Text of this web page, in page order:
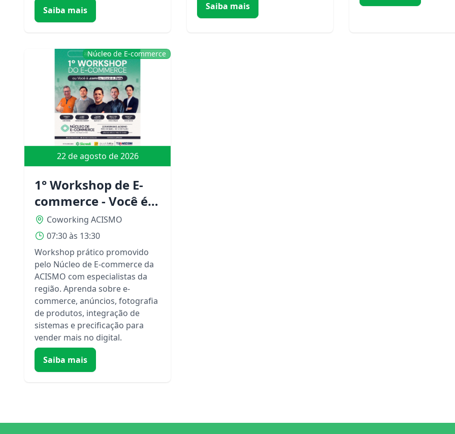
Saiba mais
Saiba mais
Núcleo de E-commerce
22 de agosto de 2026
1° Workshop de E-
commerce - Você é
.com ou Você é .fora
Coworking ACISMO
07:30 às 13:30
Workshop prático promovido
pelo Núcleo de E-commerce da
ACISMO com especialistas da
região. Aprenda sobre e-
commerce, anúncios, fotografia
de produtos, integração de
sistemas e precificação para
vender mais no digital.
Saiba mais